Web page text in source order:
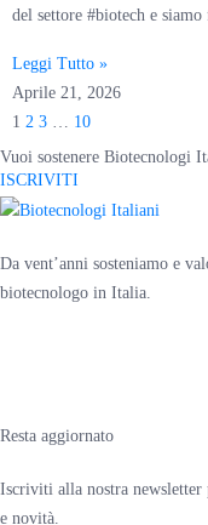
del settore #biotech e
Leggi Tutto »
Aprile 21, 2026
1 2 3
10
Vuoi sostenere Biotecnologi
ISCRIVITI
Da vent’anni sosteniamo e
biotecnologo in Italia.
Resta aggiornato
Iscriviti alla nostra newsletter
e novità.